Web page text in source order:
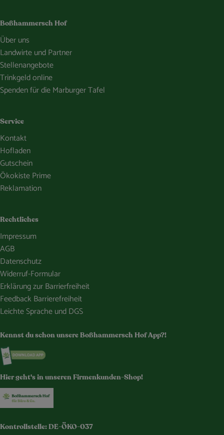
Boßhammersch Hof
Über uns
Landwirte und Partner
Stellenangebote
Trinkgeld online
Spenden für die Marburger Tafel
Service
Kontakt
Hofladen
Gutschein
Ökokiste Prime
Reklamation
Rechtliches
Impressum
AGB
Datenschutz
Widerruf-Formular
Erklärung zur Barrierfreiheit
Feedback Barrierefreiheit
Leichte Sprache und DGS
Kennst du schon unsere Boßhammersch Hof App?!
Externer Link zu https://www.bosshammersch-
Hier geht's in unseren Firmenkunden-Shop!
Kontrollstelle: DE-ÖKO-037